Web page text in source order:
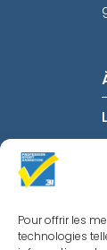
Pour offrir les
technologies